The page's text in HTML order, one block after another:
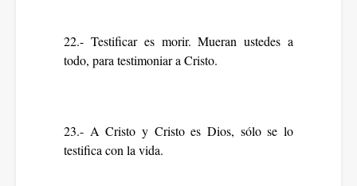
22.- Testificar es morir. Mueran ustedes a
todo, para testimoniar a Cristo.
23.- A Cristo y Cristo es Dios, sólo se lo
testifica con la vida.